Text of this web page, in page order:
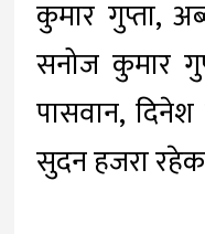
कुमार गुप्ता,
सनोज कुमार
पासवान,
सुदन हजरा